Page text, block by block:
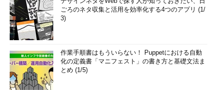
ごろのネタ収集と活用を効率化する4つのアプリ (1/
3)
作業手順書はもういらない！ Puppetにおける自動
化の定義書「マニフェスト」の書き方と基礎文法ま
とめ (1/5)